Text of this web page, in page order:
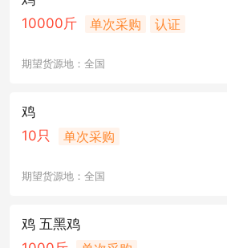
10000斤 单次采购 认证
期望货源地：全国
鸡
10只 单次采购
期望货源地：全国
鸡 五黑鸡